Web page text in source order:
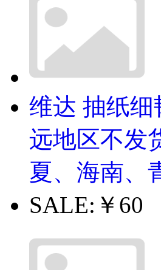
维达 抽纸细
远地区不发
夏、海南、
SALE: ￥60